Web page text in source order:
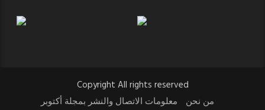
Copyright All rights reserved
من نحن
معلومات الاتصال والنشر بمجلة أكتوبر